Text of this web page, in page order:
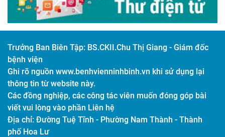
Trưởng Ban Biên Tập: BS.CKII.Chu Thị Giang - Giám đốc
bệnh viện
Ghi rõ nguồn www.benhvienninhbinh.vn khi sử dụng lại
thông tin từ website này.
Các đồng nghiệp, các công tác viên muốn đóng góp bài
viết vui lòng vào phần Liên hệ
Địa chỉ: Đường Tuệ Tĩnh - Phường Nam Thành - Thành
phố Hoa Lư